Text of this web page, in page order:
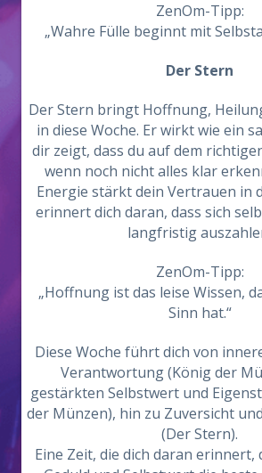
ZenOm-Tipp:
„Wahre Fülle beginnt mit
Der Stern
Der Stern bringt Hoffnung,
in diese Woche. Er wirkt wie ein
dir zeigt, dass du auf dem
wenn noch nicht alles klar
Energie stärkt dein Vertrauen in
erinnert dich daran, dass sich
langfristig
ZenOm-Tipp:
„Hoffnung ist das leise Wissen,
Sinn hat.“
Diese Woche führt dich von
Verantwortung (König der
gestärkten Selbstwert und
der Münzen), hin zu Zuversicht
(Der Stern).
Eine Zeit, die dich daran erinnert,